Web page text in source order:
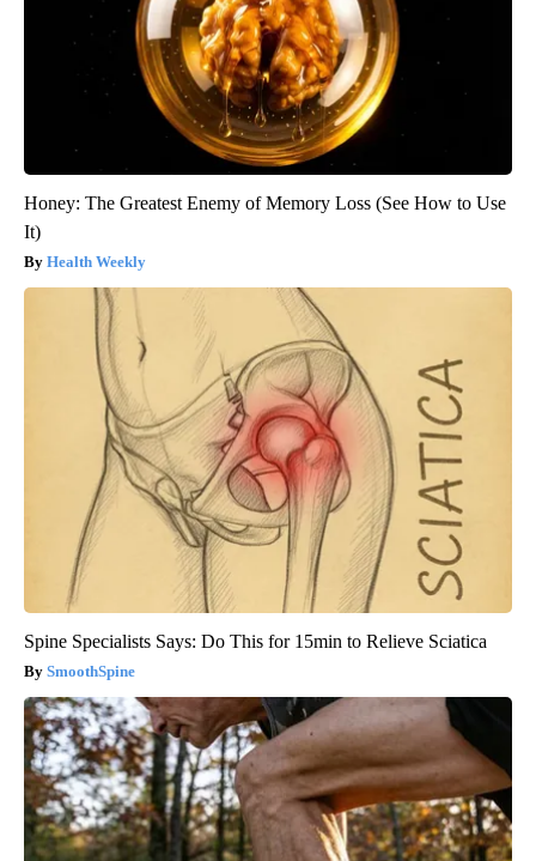
Honey: The Greatest Enemy of Memory Loss (See How to Use
It)
Health Weekly
Spine Specialists Says: Do This for 15min to Relieve Sciatica
SmoothSpine